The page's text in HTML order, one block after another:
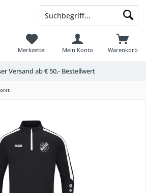
Warenkorb
Merkzettel Mein Konto
Versand ab € 50,- Bestellwert